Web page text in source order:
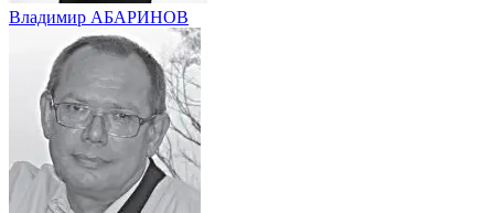
Владимир АБАРИНОВ